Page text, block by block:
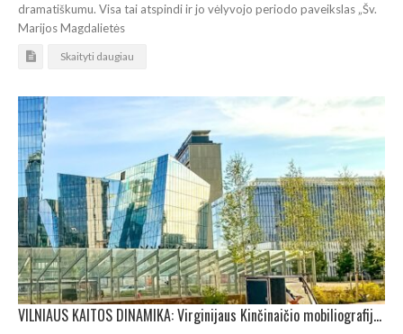
dramatiškumu. Visa tai atspindi ir jo vėlyvojo periodo paveikslas „Šv.
Marijos Magdalietės
Skaityti daugiau
VILNIAUS KAITOS DINAMIKA: Virginijaus Kinčinaičio mobiliografijos paroda „Somnia Urbana“